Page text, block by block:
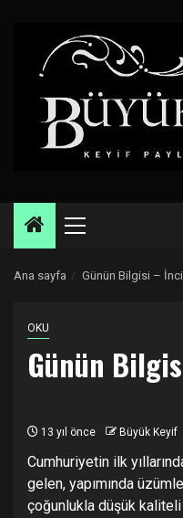
Primary
Ana sayfa Günün Bilgisi –
OKU
Günün
13 yıl önce Büyük Keyif
Cumhuriyetin ilk
gelen, yapımında
çoğunlukla düşük kaliteli